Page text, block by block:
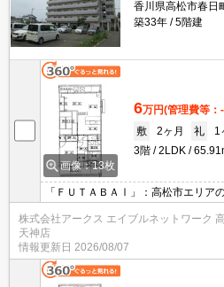
香川県高松市春日
築33年
5階建
画像：13枚
6万円(管理費等：
敷
2ヶ月 礼
1
3階
2LDK
「ＦＵＴＡＢＡⅠ」：高松市エリア
ーズボックス・クロゼットなどが備
日用品の収納に重宝します。化粧品
キリまとめて収納できる独立洗面台
れたエアコンで空調管理が簡単な物件
株式会社アークス エイブルネットワーク
天神店
情報更新日 2026/08/07